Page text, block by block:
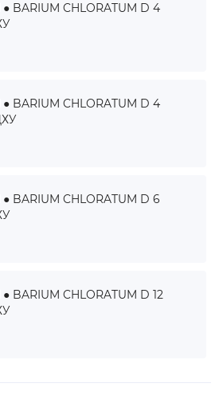
CHLORATUM D 4
CHLORATUM D 4
CHLORATUM D 6
CHLORATUM D 12